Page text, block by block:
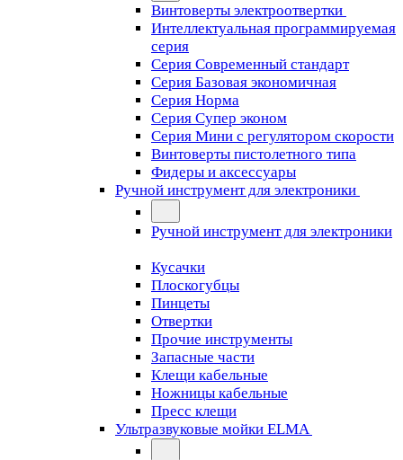
Винтоверты электроотвертки
Интеллектуальная программируемая
серия
Серия Современный стандарт
Серия Базовая экономичная
Серия Норма
Серия Cупер эконом
Серия Мини с регулятором скорости
Винтоверты пистолетного типа
Фидеры и аксессуары
Ручной инструмент для электроники
Ручной инструмент для электроники
Кусачки
Плоскогубцы
Пинцеты
Отвертки
Прочие инструменты
Запасные части
Клещи кабельные
Ножницы кабельные
Пресс клещи
Ультразвуковые мойки ELMA